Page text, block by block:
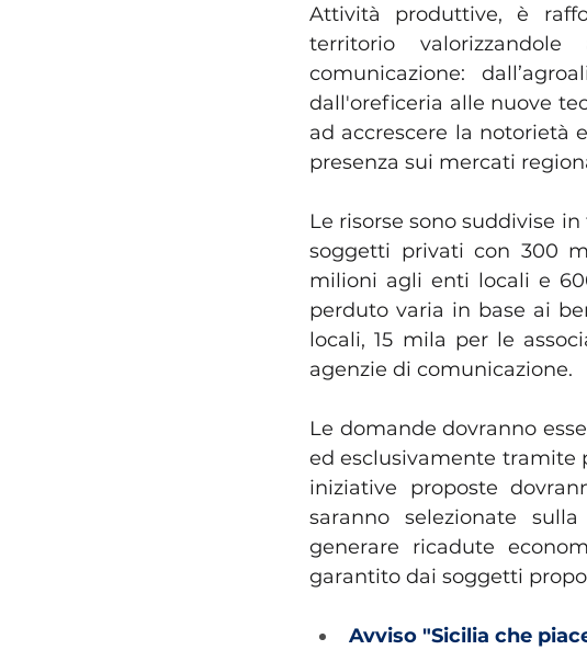
Attività produttive, è
territorio
comunicazione:
dall'oreficeria alle nuove
ad accrescere la notorietà
presenza sui mercati
Le risorse sono suddivise
soggetti privati con 300
milioni agli enti locali e
perduto varia in base ai
locali, 15 mila per le
agenzie di comunicazione.
Le domande dovranno
ed esclusivamente tramite
iniziative proposte
saranno selezionate
generare ricadute
garantito dai soggetti
Avviso "Sicilia che